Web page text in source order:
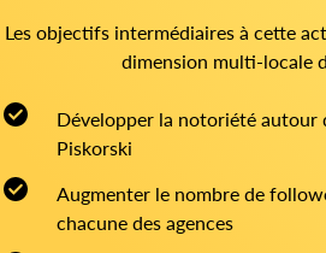
Les objectifs intermédiaires à cette
dimension multi-locale
Développer la notoriété autour
Piskorski
Augmenter le nombre de
chacune des agences